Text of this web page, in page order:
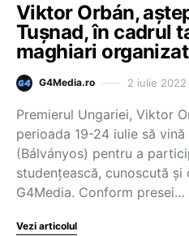
Viktor Orbán,
Tușnad, în cadrul
maghiari
G4Media.ro 2 iulie 2022
Premierul Ungariei, Viktor
perioada 19-24 iulie să vină
(Bálványos) pentru a
studențească, cunoscută și
G4Media. Conform presei…
Vezi articolul